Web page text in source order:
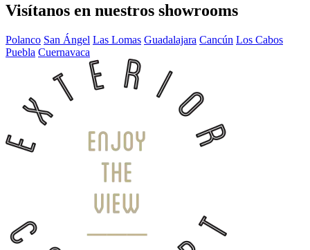
Visítanos en nuestros showrooms
Polanco San Ángel Las Lomas Guadalajara Cancún Los Cabos
Puebla Cuernavaca